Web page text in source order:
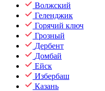
Волжский
Геленджик
Горячий ключ
Грозный
Дербент
Домбай
Ейск
Избербаш
Казань